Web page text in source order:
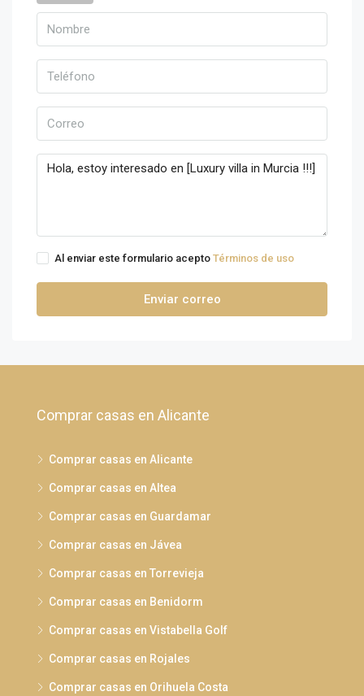
Al enviar este formulario acepto Términos de uso
Enviar correo
Comprar casas en Alicante
Comprar casas en Alicante
Comprar casas en Altea
Comprar casas en Guardamar
Comprar casas en Jávea
Comprar casas en Torrevieja
Comprar casas en Benidorm
Comprar casas en Vistabella Golf
Comprar casas en Rojales
Comprar casas en Orihuela Costa